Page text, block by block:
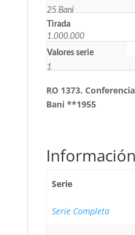
25 Bani
Tirada
1.000.000
Valores serie
1
RO 1373.
Bani **1955
Serie
Serie Completa